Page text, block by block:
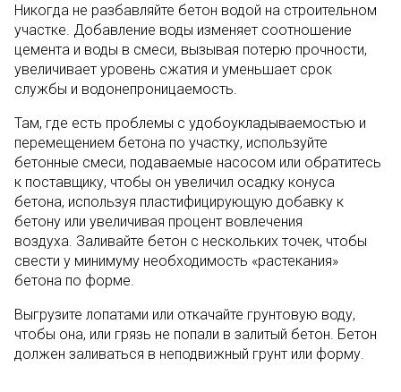
Никогда не разбавляйте бетон водой на строительном
участке. Добавление воды изменяет соотношение
цемента и воды в смеси, вызывая потерю прочности,
увеличивает уровень сжатия и уменьшает срок
службы и водонепроницаемость.
Там, где есть проблемы с удобоукладываемостью и
перемещением бетона по участку, используйте
бетонные смеси, подаваемые насосом или обратитесь
к поставщику, чтобы он увеличил осадку конуса
бетона, используя пластифицирующую добавку к
бетону или увеличивая процент вовлечения
воздуха. Заливайте бетон с нескольких точек, чтобы
свести у минимуму необходимость «растекания»
бетона по форме.
Выгрузите лопатами или откачайте грунтовую воду,
чтобы она, или грязь не попали в залитый бетон. Бетон
должен заливаться в неподвижный грунт или форму.